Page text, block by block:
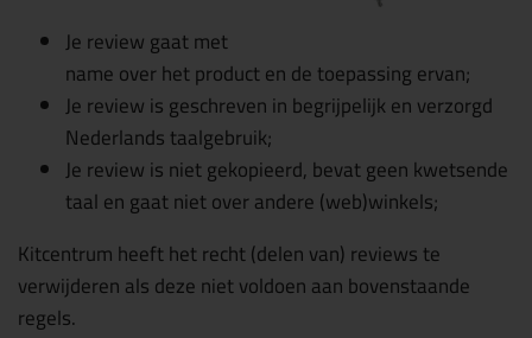
Je review gaat met
name over het product en de toepassing ervan;
Je review is geschreven in begrijpelijk en verzorgd
Nederlands taalgebruik;
Je review is niet gekopieerd, bevat geen kwetsende
taal en gaat niet over andere (web)winkels;
Kitcentrum heeft het recht (delen van) reviews te
verwijderen als deze niet voldoen aan bovenstaande
regels.